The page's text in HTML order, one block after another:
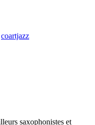
coartjazz
saxophonistes et